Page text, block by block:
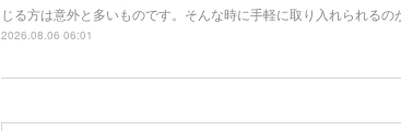
じる方は意外と多いものです。そんな時に手軽に取り入れられる
2026.08.06 06:01